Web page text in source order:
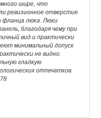
шире, что
ревизионное отверстие
фланца люка. Люки
благодаря чему при
вид и практически
минимальный допуск
не видно.
гладкую
отпечатков.